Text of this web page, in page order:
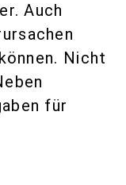
Auch
Nicht
für